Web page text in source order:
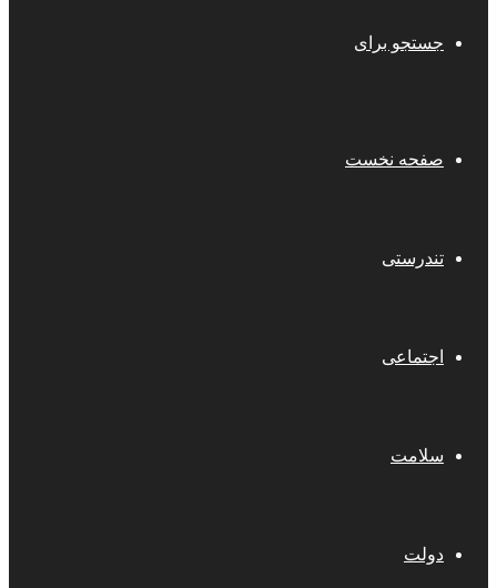
جستجو برای
صفحه نخست
تندرستی
اجتماعی
سلامت
دولت